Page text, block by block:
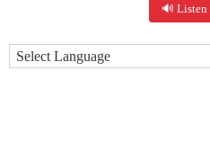
🔊 Listen